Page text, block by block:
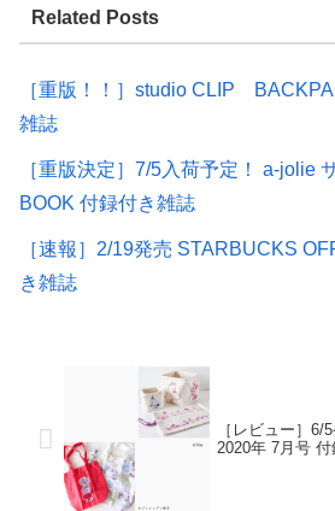
Related Posts
［重版！！］studio CLIP
雑誌
［重版決定］7/5入荷予定！ a-jolie
BOOK 付録付き雑誌
［速報］2/19発売 STARBUCKS
き雑誌
［レビュー］6/
2020年 7月号